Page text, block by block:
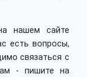
нашем сайте
есть вопросы,
связаться с
- пишите на